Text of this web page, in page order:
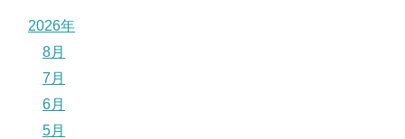
2026年
8月
7月
6月
5月